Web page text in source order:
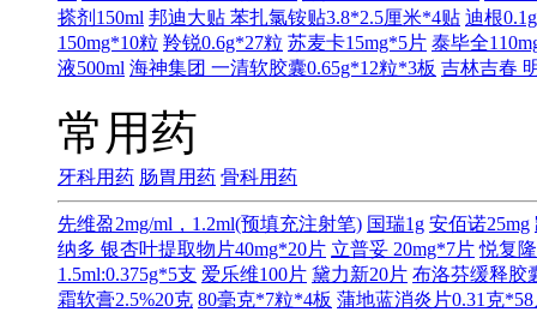
搽剂150ml 邦迪大贴 苯扎氯铵贴3.8*2.5厘米*4贴 迪根
150mg*10粒 羚锐0.6g*27粒 苏麦卡15mg*5片 泰毕全
液500ml 海神集团 一清软胶囊0.65g*12粒*3板 吉林吉春
常用药
牙科用药 肠胃用药 骨科用药
先维盈2mg/ml，1.2ml(预填充注射笔) 国瑞1g 安佰诺25mg
纳多 银杏叶提取物片40mg*20片 立普妥 20mg*7片 悦复
1.5ml:0.375g*5支 爱乐维100片 黛力新20片 布洛芬缓释胶
霜软膏2.5%20克 80毫克*7粒*4板 蒲地蓝消炎片0.31克